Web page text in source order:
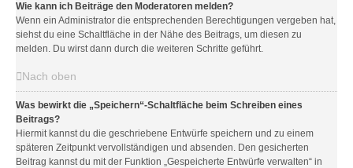
Wie kann ich Beiträge den Moderatoren melden?
Wenn ein Administrator die entsprechenden Berechtigungen vergeben hat,
siehst du eine Schaltfläche in der Nähe des Beitrags, um diesen zu
melden. Du wirst dann durch die weiteren Schritte geführt.
Nach oben
Was bewirkt die „Speichern“-Schaltfläche beim Schreiben eines
Beitrags?
Hiermit kannst du die geschriebene Entwürfe speichern und zu einem
späteren Zeitpunkt vervollständigen und absenden. Den gesicherten
Beitrag kannst du mit der Funktion „Gespeicherte Entwürfe verwalten“ in